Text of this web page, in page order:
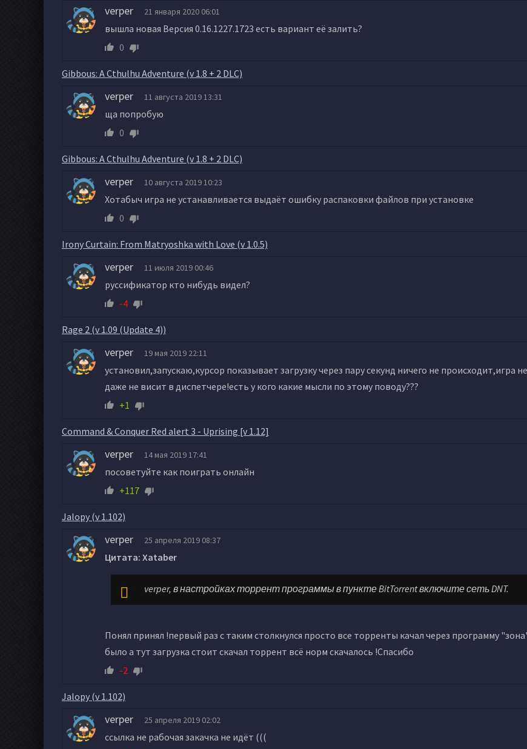
verper 21 января 2020 06:01
вышла новая Версия 0.16.1227.1723 есть вариант её залить?
0
Gibbous: A Cthulhu Adventure (v 1.8 + 2 DLC)
verper 11 августа 2019 13:31
ща попробую
0
Gibbous: A Cthulhu Adventure (v 1.8 + 2 DLC)
verper 10 августа 2019 10:23
Хотабыч игра не устанавливается выдаёт ошибку распаковки файлов при установке
0
Irony Curtain: From Matryoshka with Love (v 1.0.5)
verper 11 июля 2019 00:46
руссификатор кто нибудь видел?
-4
Rage 2 (v 1.09 (Update 4))
verper 19 мая 2019 22:11
установил,запускаю,курсор показывает загрузку через пару секунд ничего не происходит,игра
даже не висит в диспетчере!есть у кого какие мысли по этому поводу???
+1
Command & Conquer Red alert 3 - Uprising [v 1.12]
verper 14 мая 2019 17:41
посоветуйте как поиграть онлайн
+117
Jalopy (v 1.102)
verper 25 апреля 2019 08:37
Цитата: Xataber
verper, в настройках торрент программы в пункте BitTorrent включите сеть DNT.
Понял принял !первый раз с таким столкнулся просто все торренты качал через программу
было а тут загрузка стоит скачал торрент всё норм скачалось !Спасибо
-2
Jalopy (v 1.102)
verper 25 апреля 2019 02:02
ссылка не рабочая закачка не идёт (((